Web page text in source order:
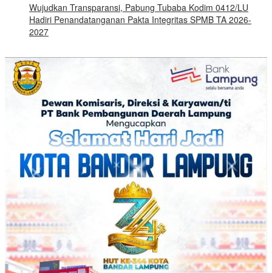
Wujudkan Transparansi, Pabung Tubaba Kodim 0412/LU
Hadiri Penandatanganan Pakta Integritas SPMB TA 2026-
2027